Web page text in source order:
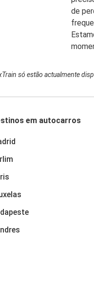
de
só estão actualmente
em autocarros